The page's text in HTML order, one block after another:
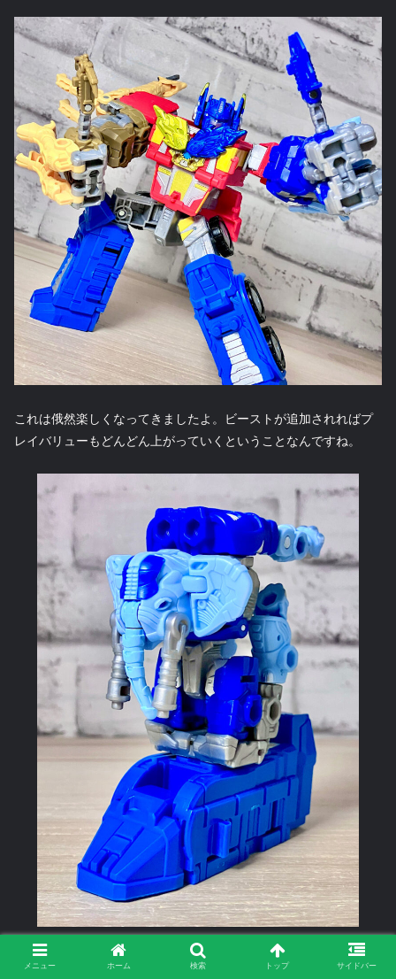
これは俄然楽しくなってきましたよ。ビーストが追加されればプ
レイバリューもどんどん上がっていくということなんですね。
一方こちらは脚用の合体モード。オプティマスの脚がそのままゲ
メニュー ホーム 検索 トップ サイドバー